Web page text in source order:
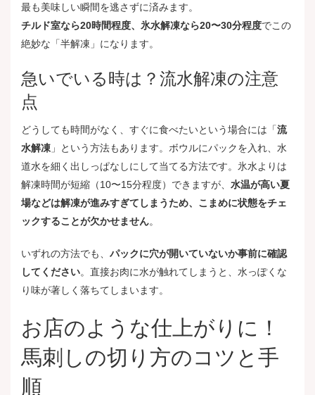
最も美味しい瞬間を逃さずに済みます。
チルド室なら20時間程度、氷水解凍なら20〜30分程度でこの
絶妙な「半解凍」になります。
急いでいる時は？流水解凍の注意
点
どうしても時間がなく、すぐに食べたいという場合には「流
水解凍 」という方法もあります。ボウルにパックを入れ、水
道水を細く出しっぱなしにして当てる方法です。氷水よりは
解凍時間が短縮（10〜15分程度）できますが、 水温が高い夏
場などは解凍が進みすぎてしまうため、こまめに状態をチェ
ックすることが欠かせません。
いずれの方法でも、 パックに穴が開いていないか事前に確認
してください。直接お肉に水が触れてしまうと、水っぽくな
り味が著しく落ちてしまいます。
お店のような仕上がりに！
馬刺しの切り方のコツと手
順